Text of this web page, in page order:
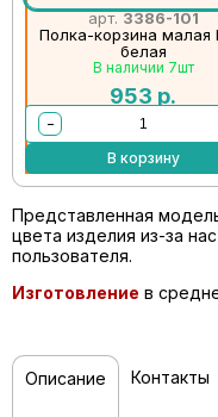
арт.3386-101
Полка-корзина малая
белая
В наличии 7шт
953 р.
−
В корзину
Представленная
цвета изделия из-за
пользователя.
Изготовление в
Описание Контакты